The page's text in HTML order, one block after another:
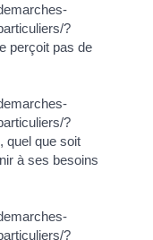
?
perçoit pas de
?
quel que soit
à ses besoins
?